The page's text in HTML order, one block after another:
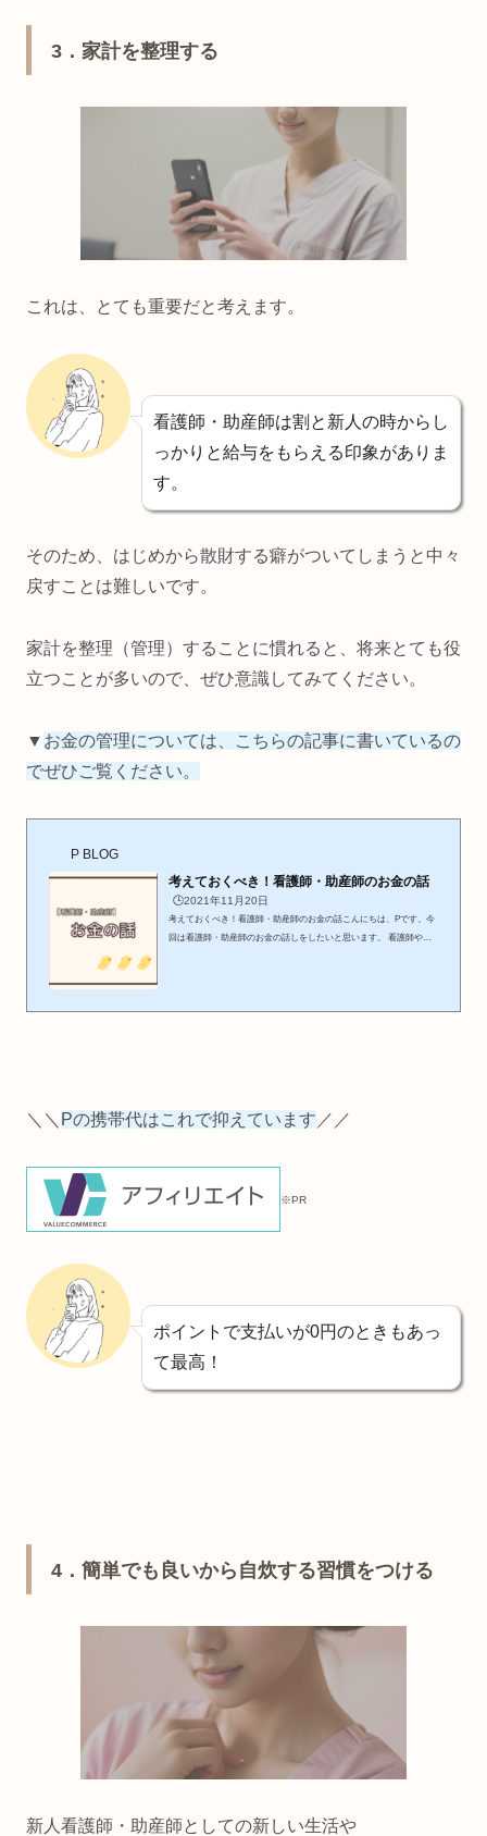
3．家計を整理する
これは、とても重要だと考えます。
看護師・助産師は割と新人の時からし
っかりと給与をもらえる印象がありま
す。
そのため、はじめから散財する癖がついてしまうと中々
戻すことは難しいです。
家計を整理（管理）することに慣れると、将来とても役
立つことが多いので、ぜひ意識してみてください。
▼ お金の管理については、こちらの記事に書いているの
でぜひご覧ください。
P BLOG
考えておくべき！看護師・助産師のお金の話
🕒️2021年11月20日
考えておくべき！看護師・助産師のお金の話こんにちは、Pです。今
回は看護師・助産師のお金の話しをしたいと思います。 看護師や助
す。しかし、経験年数の経過や進学、人生のイベントなどを経験し
＼＼ Pの携帯代はこれで抑えています ／／
※PR
ポイントで支払いが0円のときもあっ
て最高！
4．簡単でも良いから自炊する習慣をつける
新人看護師・助産師としての新しい生活や